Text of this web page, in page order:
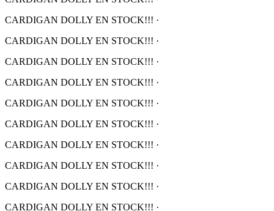
CARDIGAN DOLLY EN STOCK!!! ·
CARDIGAN DOLLY EN STOCK!!! ·
CARDIGAN DOLLY EN STOCK!!! ·
CARDIGAN DOLLY EN STOCK!!! ·
CARDIGAN DOLLY EN STOCK!!! ·
CARDIGAN DOLLY EN STOCK!!! ·
CARDIGAN DOLLY EN STOCK!!! ·
CARDIGAN DOLLY EN STOCK!!! ·
CARDIGAN DOLLY EN STOCK!!! ·
CARDIGAN DOLLY EN STOCK!!! ·